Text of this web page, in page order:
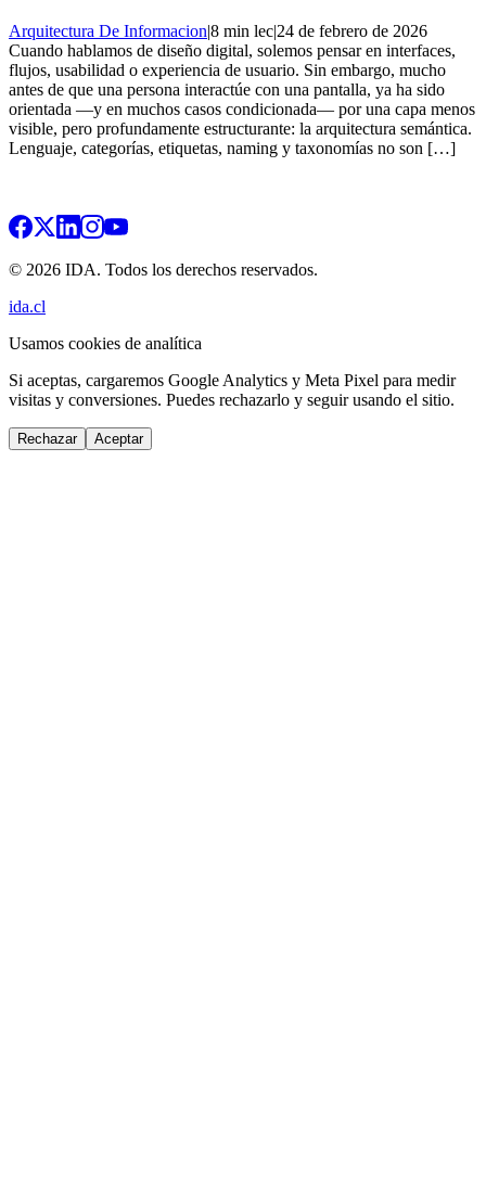
Arquitectura De Informacion|8 min lec|24 de febrero de 2026
Cuando hablamos de diseño digital, solemos pensar en interfaces,
flujos, usabilidad o experiencia de usuario. Sin embargo, mucho
antes de que una persona interactúe con una pantalla, ya ha sido
orientada —y en muchos casos condicionada— por una capa menos
visible, pero profundamente estructurante: la arquitectura semántica.
Lenguaje, categorías, etiquetas, naming y taxonomías no son […]
© 2026 IDA. Todos los derechos reservados.
ida.cl
Usamos cookies de analítica
Si aceptas, cargaremos Google Analytics y Meta Pixel para medir
visitas y conversiones. Puedes rechazarlo y seguir usando el sitio.
Rechazar Aceptar